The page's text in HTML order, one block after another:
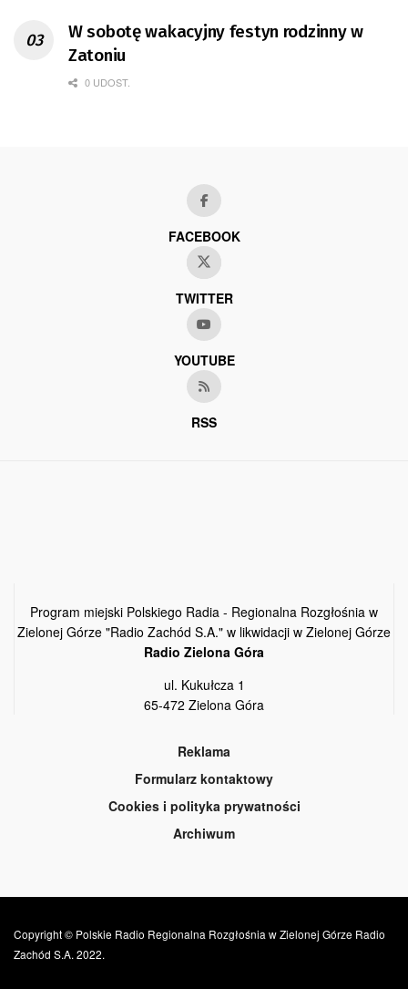
W sobotę wakacyjny festyn rodzinny w
Zatoniu
0 UDOST.
FACEBOOK
TWITTER
YOUTUBE
RSS
Program miejski Polskiego Radia - Regionalna Rozgłośnia w
Zielonej Górze "Radio Zachód S.A." w likwidacji w Zielonej Górze
Radio Zielona Góra
ul. Kukułcza 1
65-472 Zielona Góra
Reklama
Formularz kontaktowy
Cookies i polityka prywatności
Archiwum
Copyright © Polskie Radio Regionalna Rozgłośnia w Zielonej Górze Radio
Zachód S.A. 2022.